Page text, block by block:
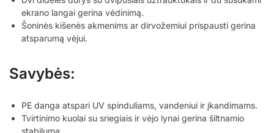
ekrano langai gerina vėdinimą.
Šoninės kišenės akmenims ar dirvožemiui prispausti gerina
atsparumą vėjui.
Savybės:
PE danga atspari UV spinduliams, vandeniui ir įkandimams.
Tvirtinimo kuolai su sriegiais ir vėjo lynai gerina šiltnamio
stabilumą.